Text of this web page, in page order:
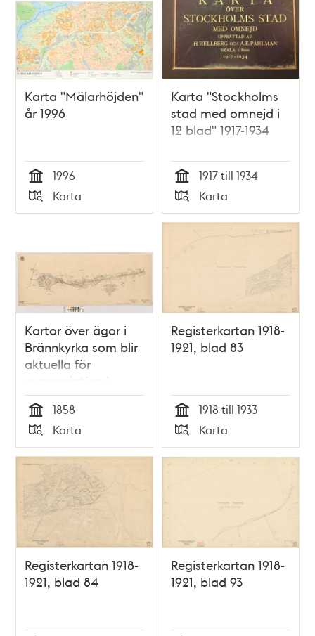
Karta "Mälarhöjden"
år 1996
Tid
1996
Typ
Karta
Karta "Stockholms
stad med omnejd i
12 blad" 1917-1934
Tid
1917 till 1934
Typ
Karta
Kartor över ägor i
Brännkyrka som blir
aktuella för
expropriation i
samband med
järnvägens
framdragning
Tid
1858
Typ
Karta
Registerkartan 1918-
1921, blad 83
Tid
1918 till 1933
Typ
Karta
Registerkartan 1918-
1921, blad 84
Registerkartan 1918-
1921, blad 93